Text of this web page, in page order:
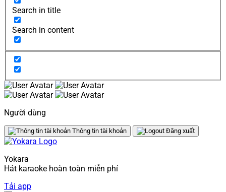
Search in title
Search in content
Người dùng
Thông tin tài khoản Đăng xuất
Yokara
Hát karaoke hoàn toàn miễn phí
Tải app